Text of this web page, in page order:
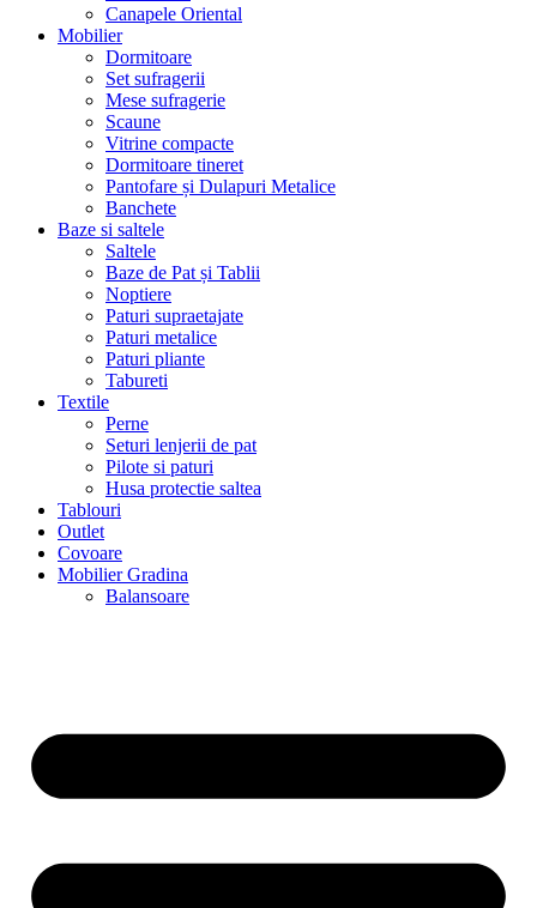
Canapele Oriental
Mobilier
Dormitoare
Set sufragerii
Mese sufragerie
Scaune
Vitrine compacte
Dormitoare tineret
Pantofare și Dulapuri Metalice
Banchete
Baze si saltele
Saltele
Baze de Pat și Tablii
Noptiere
Paturi supraetajate
Paturi metalice
Paturi pliante
Tabureti
Textile
Perne
Seturi lenjerii de pat
Pilote si paturi
Husa protectie saltea
Tablouri
Outlet
Covoare
Mobilier Gradina
Balansoare